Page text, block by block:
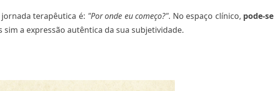
terapêutica é: "Por onde eu começo?". No espaço clínico, pode-se
a expressão autêntica da sua subjetividade.